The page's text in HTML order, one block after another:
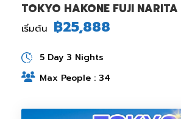
TOKYO HAKONE FUJI
เริ่มต้น ฿25,888
5 Day 3 Nights
Max People : 34